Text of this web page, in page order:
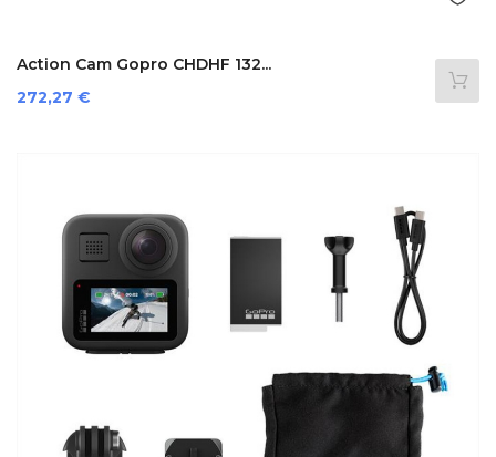
Action Cam Gopro CHDHF 132...
Prezzo
272,27 €